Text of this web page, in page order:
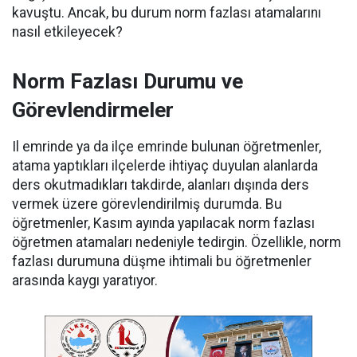
kavuştu. Ancak, bu durum norm fazlası atamalarını
nasıl etkileyecek?
Norm Fazlası Durumu ve
Görevlendirmeler
Il emrinde ya da ilçe emrinde bulunan öğretmenler,
atama yaptıkları ilçelerde ihtiyaç duyulan alanlarda
ders okutmadıkları takdirde, alanları dışında ders
vermek üzere görevlendirilmiş durumda. Bu
öğretmenler, Kasım ayında yapılacak norm fazlası
öğretmen atamaları nedeniyle tedirgin. Özellikle, norm
fazlası durumuna düşme ihtimali bu öğretmenler
arasında kaygı yaratıyor.